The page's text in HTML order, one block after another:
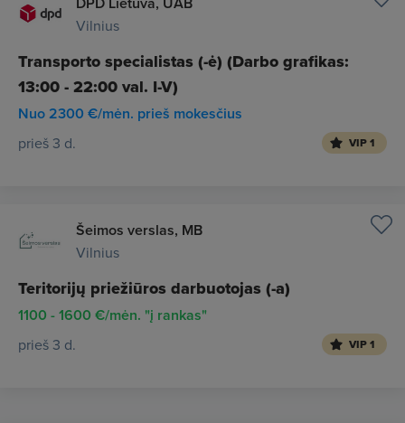
Vilnius
Transporto specialistas (-ė) (Darbo grafikas:
13:00 - 22:00 val. I-V)
Nuo 2300 €/mėn. prieš mokesčius
prieš 3 d. VIP 1
Šeimos verslas, MB
Vilnius
Teritorijų priežiūros darbuotojas (-a)
1100 - 1600 €/mėn. "į rankas"
prieš 3 d. VIP 1